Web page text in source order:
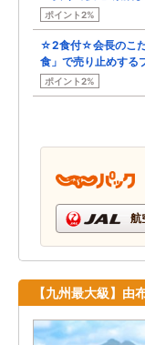
ポイント2%
☆2食付☆会長のこ
食」で売り止めする
ポイント2%
航
【九州最大級】